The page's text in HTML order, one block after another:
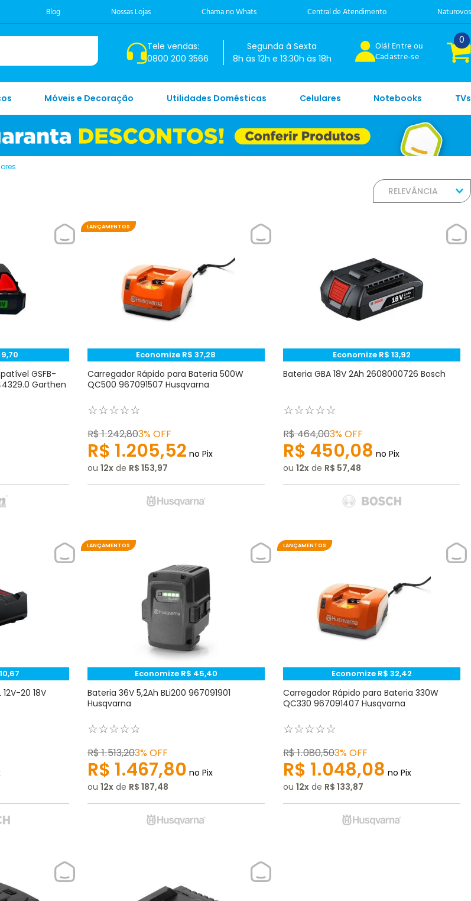
Blog Nossas Lojas Chama no Whats Central de Atendimento Naturovos
Tele vendas:
0800 200 3566
Segunda à Sexta
8h às 12h e 13:30h às 18h
Olá! Entre ou
Cadastre-se
0
Móveis e Decoração Utilidades Domésticas Celulares Notebooks TVs
RELEVÂNCIA
9,70
GSFB-
Garthen
LANÇAMENTOS
Economize R$ 37,28
Carregador Rápido para Bateria 500W
QC500 967091507 Husqvarna
☆☆☆☆☆
R$1.242,803%OFF
R$ 1.205,52 no Pix
ou 12 de R$ 153,97
Economize R$ 13,92
Bateria GBA 18V 2Ah 2608000726 Bosch
☆☆☆☆☆
R$464,003%OFF
R$ 450,08 no Pix
ou12 de R$ 57,48
10,67
20 18V
LANÇAMENTOS
Economize R$ 45,40
Bateria 36V 5,2Ah BLi200 967091901
Husqvarna
☆☆☆☆☆
R$1.513,203%OFF
R$ 1.467,80 no Pix
ou 12 de R$ 187,48
LANÇAMENTOS
Economize R$ 32,42
Carregador Rápido para Bateria 330W
QC330 967091407 Husqvarna
☆☆☆☆☆
R$1.080,503%OFF
R$ 1.048,08 no Pix
ou12 de R$ 133,87